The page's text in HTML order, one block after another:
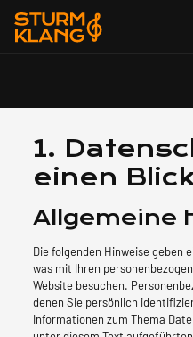
1.
einen
Allgemeine
Die folgenden Hinweise geben
was mit Ihren
Website besuchen.
denen Sie persönlich
Informationen zum Thema